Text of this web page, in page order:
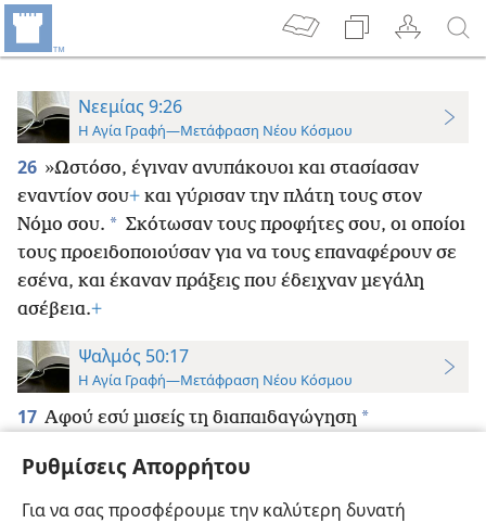
Ρυθμίσεις Απορρήτου
Για να σας προσφέρουμε την καλύτερη δυνατή
Νεεμίας 9:26
Η Αγία Γραφή—Μετάφραση Νέου Κόσμου
26 »Ωστόσο, έγιναν ανυπάκουοι και στασίασαν
εναντίον σου+ και γύρισαν την πλάτη τους στον
Νόμο σου. * Σκότωσαν τους προφήτες σου, οι οποίοι
τους προειδοποιούσαν για να τους επαναφέρουν σε
εσένα, και έκαναν πράξεις που έδειχναν μεγάλη
ασέβεια.+
Ψαλμός 50:17
Η Αγία Γραφή—Μετάφραση Νέου Κόσμου
17 Αφού εσύ μισείς τη διαπαιδαγώγηση *